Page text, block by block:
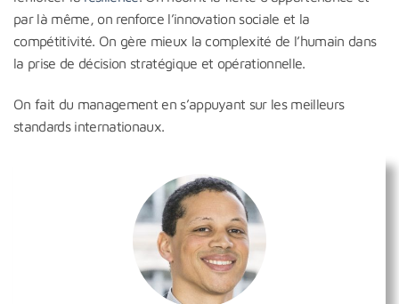
par là même, on renforce l’innovation sociale et la
compétitivité. On gère mieux la complexité de l’humain dans
la prise de décision stratégique et opérationnelle.
On fait du management en s’appuyant sur les meilleurs
standards internationaux.